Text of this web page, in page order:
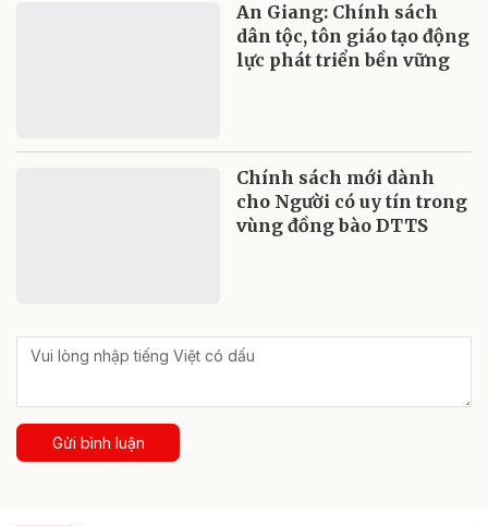
An Giang: Chính sách
dân tộc, tôn giáo tạo động
lực phát triển bền vững
Chính sách mới dành
cho Người có uy tín trong
vùng đồng bào DTTS
Gửi bình luận